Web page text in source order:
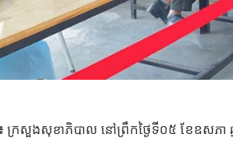
ក្រសួងសុខាភិបាល នៅព្រឹកថ្ងៃទី០៥ ខែឧសភា